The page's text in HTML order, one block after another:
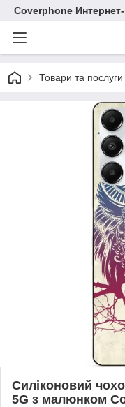
Coverphone
Товари та послуги
Силіконовий
5G з малюнком